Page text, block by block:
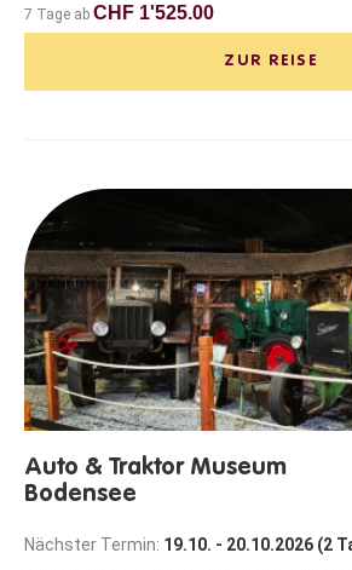
7 Tage ab CHF 1'525.00
ZUR REISE
Auto & Traktor Museum
Bodensee
Nächster Termin: 19.10. - 20.10.2026 (2